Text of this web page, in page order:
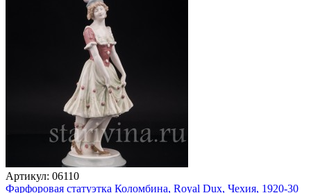
Артикул: 06110
Фарфоровая статуэтка Коломбина, Royal Dux, Чехия, 1920-30